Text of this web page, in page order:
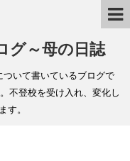
グ～母の日誌
いて書いているブログで
不登校を受け入れ、変化し
す。